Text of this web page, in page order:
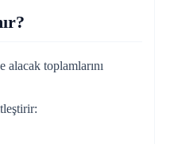
alacak toplamlarını